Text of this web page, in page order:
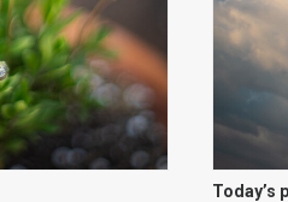
Today’s